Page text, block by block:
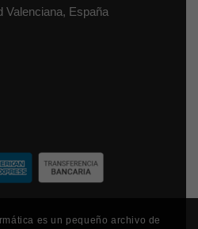
Valenciana, España
es un pequeño archivo de